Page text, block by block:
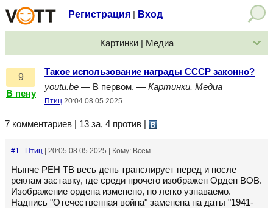
Регистрация Вход
Картинки | Медиа
9
В пену
Такое использование награды СССР законно?
youtu.be — В первом. — Картинки, Медиа
Птиц 20:04 08.05.2025
7 комментариев | 13 за, 4 против
#1 Птиц | 20:05 08.05.2025 | Кому: Всем
Нынче РЕН ТВ весь день транслирует перед и после
реклам заставку, где среди прочего изображен Орден ВОВ.
Изображение ордена изменено, но легко узнаваемо.
Надпись "Отечественная война" заменена на даты "1941-